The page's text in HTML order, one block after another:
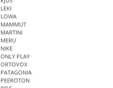
LEKI
LOWA
MAMMUT
MARTINI
MERU
NIKE
ONLY PLAY
ORTOVOX
PATAGONIA
PEEROTON